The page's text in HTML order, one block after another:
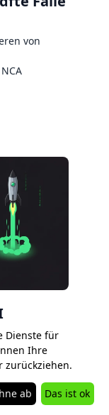
von
2026
Analyse bis
Phasen,
Stars,
Dienste für
Ihre
zurückziehen.
ab Das ist ok